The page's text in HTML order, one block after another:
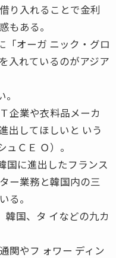
り入れることで金利
もある。
「オーガ ニック・グロ
入れているのがアジア
企業や衣料品メーカ
出してほしいと いう
ＣＥ Ｏ）。
国に進出したフランス
ー業務と韓国内の三
る。
韓国、タ イなどの九カ
関やフ ォワー ディン